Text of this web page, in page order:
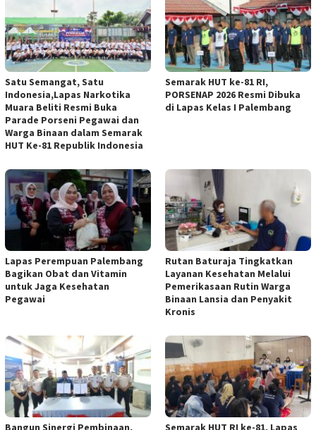
Satu Semangat, Satu
Indonesia,Lapas Narkotika
Muara Beliti Resmi Buka
Parade Porseni Pegawai dan
Warga Binaan dalam Semarak
HUT Ke-81 Republik Indonesia
Semarak HUT ke-81 RI,
PORSENAP 2026 Resmi Dibuka
di Lapas Kelas I Palembang
Lapas Perempuan Palembang
Bagikan Obat dan Vitamin
untuk Jaga Kesehatan
Pegawai
Rutan Baturaja Tingkatkan
Layanan Kesehatan Melalui
Pemerikasaan Rutin Warga
Binaan Lansia dan Penyakit
Kronis
Bangun Sinergi Pembinaan, Semarak HUT RI ke-81, Lapas